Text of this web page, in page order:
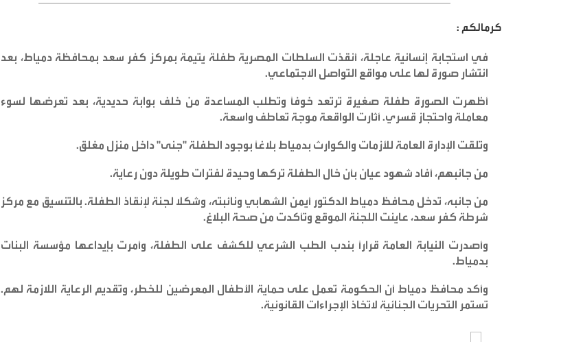
كرمالكم :
في استجابة إنسانية عاجلة، أنقذت السلطات المصرية طفلة يتيمة بمركز كفر سعد بمحافظة دمياط، بعد
انتشار صورة لها على مواقع التواصل الاجتماعي.
أظهرت الصورة طفلة صغيرة ترتعد خوفاً وتطلب المساعدة من خلف بوابة حديدية، بعد تعرضها لسوء
معاملة واحتجاز قسري. أثارت الواقعة موجة تعاطف واسعة.
وتلقت الإدارة العامة للأزمات والكوارث بدمياط بلاغاً بوجود الطفلة "جنى" داخل منزل مغلق.
من جانبهم، أفاد شهود عيان بأن خال الطفلة تركها وحيدة لفترات طويلة دون رعاية.
من جانبه، تدخل محافظ دمياط الدكتور أيمن الشهابي ونائبته، وشكلا لجنة لإنقاذ الطفلة. بالتنسيق مع مركز
شرطة كفر سعد، عاينت اللجنة الموقع وتأكدت من صحة البلاغ.
وأصدرت النيابة العامة قراراً بندب الطب الشرعي للكشف على الطفلة، وأمرت بإيداعها مؤسسة البنات
بدمياط.
وأكد محافظ دمياط أن الحكومة تعمل على حماية الأطفال المعرضين للخطر، وتقديم الرعاية اللازمة لهم.
تستمر التحريات الجنائية لاتخاذ الإجراءات القانونية.